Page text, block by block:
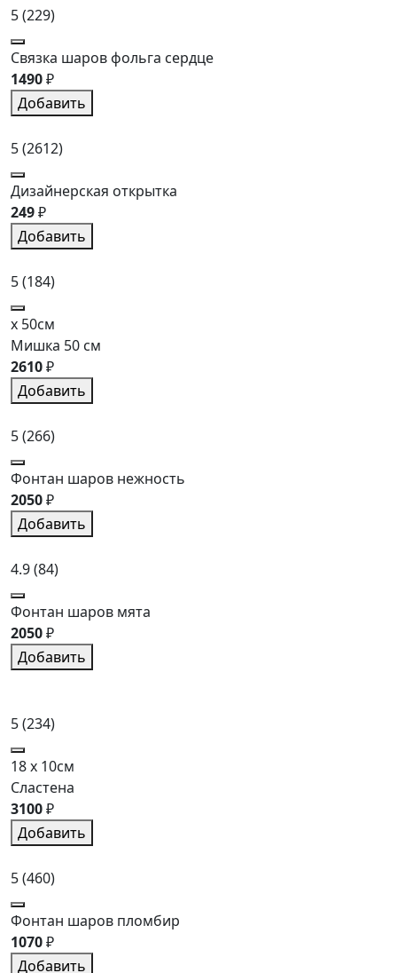
5(229)
Связка шаров фольга сердце
1490₽
Добавить
5(2612)
Дизайнерская открытка
249₽
Добавить
5(184)
x 50см
Мишка 50 см
2610₽
Добавить
5(266)
Фонтан шаров нежность
2050₽
Добавить
4.9(84)
Фонтан шаров мята
2050₽
Добавить
5(234)
18 x 10см
Сластена
3100₽
Добавить
5(460)
Фонтан шаров пломбир
1070₽
Добавить